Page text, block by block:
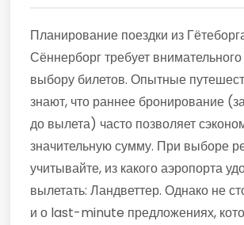
Планирование поездки из
Сённерборг требует
выбору билетов. Опытные
знают, что раннее бронирование
до вылета) часто позволяет
значительную сумму. При выборе
учитывайте, из какого аэропорта
вылетать: Ландветтер. Однако не
и о last-minute предложениях,